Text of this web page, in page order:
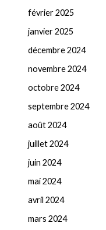
février 2025
janvier 2025
décembre 2024
novembre 2024
octobre 2024
septembre 2024
août 2024
juillet 2024
juin 2024
mai 2024
avril 2024
mars 2024